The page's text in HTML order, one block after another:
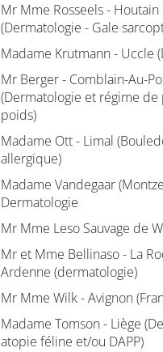
Mr Mme Rosseels - Houtain
(Dermatologie - Gale
Madame Krutmann - Uccle
Mr Berger - Comblain-Au-
(Dermatologie et régime
poids)
Madame Ott - Limal
allergique)
Madame Vandegaar
Dermatologie
Mr Mme Leso Sauvage de
Mr et Mme Bellinaso - La
Ardenne (dermatologie)
Mr Mme Wilk - Avignon
Madame Tomson - Liège
atopie féline et/ou DAPP)